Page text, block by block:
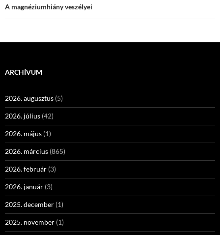
A magnéziumhiány veszélyei
ARCHÍVUM
2026. augusztus (5)
2026. július (42)
2026. május (1)
2026. március (865)
2026. február (3)
2026. január (3)
2025. december (1)
2025. november (1)